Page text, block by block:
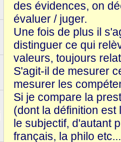
des évidences, on
évaluer / juger.
Une fois de plus il
distinguer ce qui
valeurs, toujours
S'agit-il de mesurer
mesurer les
Si je compare la
(dont la définition
le subjectif, d'autant
français, la philo